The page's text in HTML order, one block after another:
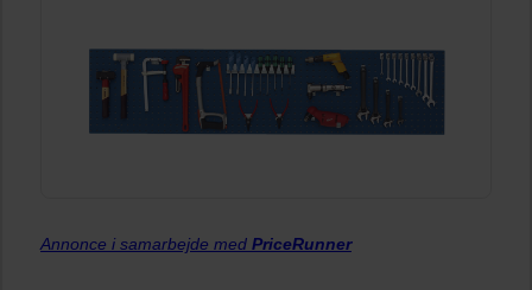
Annonce i samarbejde med PriceRunner